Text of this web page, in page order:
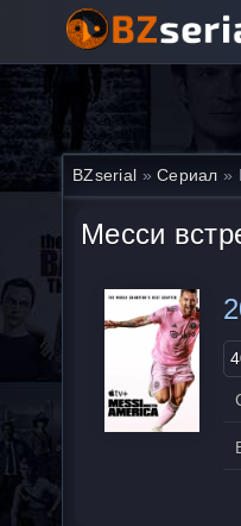
BZserial »Сериал »
Месси